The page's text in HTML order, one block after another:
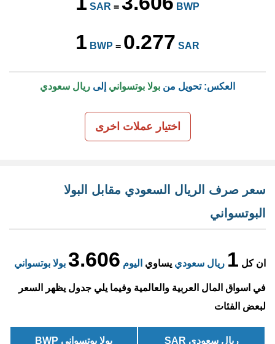
SAR = BWP
1 BWP = 0.277 SAR
العكس: تحويل من بولا بوتسواني إلى ريال سعودي
اختيار عملات اخرى
سعر صرف الريال السعودي مقابل البولا
البوتسواني
ان كل 1 ريال سعودي يساوي اليوم 3.606 بولا بوتسواني
في اسواق المال العربية والعالمية وفيما يلي جدول يظهر السعر
لبعض الفئات
ريال سعودي SAR بولا بوتسواني BWP